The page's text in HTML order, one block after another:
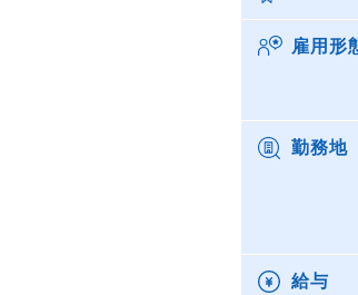
雇用形
勤務地
給与